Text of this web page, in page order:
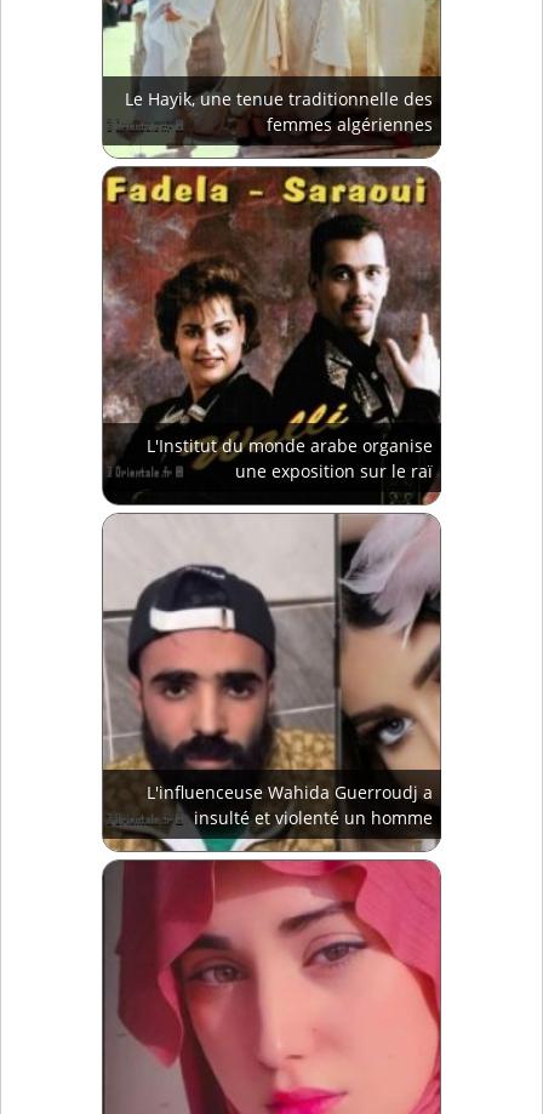
Le Hayik, une tenue traditionnelle des
femmes algériennes
L'Institut du monde arabe organise
une exposition sur le raï
L'influenceuse Wahida Guerroudj a
insulté et violenté un homme